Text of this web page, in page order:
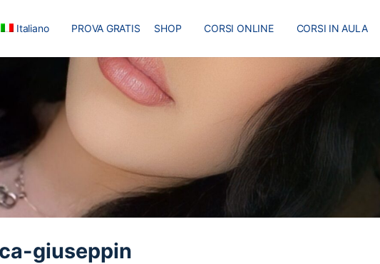
Italiano PROVA GRATIS SHOP CORSI ONLINE CORSI IN AULA
MASTER BLOG
giuseppin